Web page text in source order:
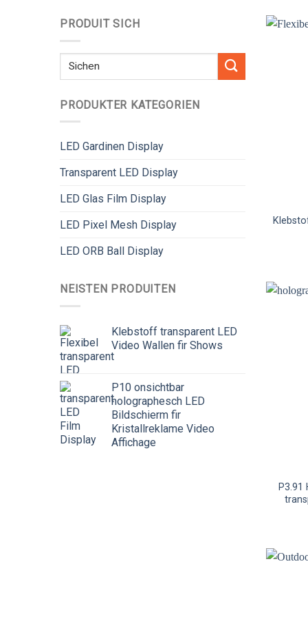
PRODUIT SICH
Sichen
PRODUKTER KATEGORIEN
LED Gardinen Display
Transparent LED Display
LED Glas Film Display
LED Pixel Mesh Display
LED ORB Ball Display
NEISTEN PRODUITEN
Klebstoff transparent LED
Video Wallen fir Shows
P10 onsichtbar
holographesch LED
Bildschierm fir
Kristallreklame Video
Affichage